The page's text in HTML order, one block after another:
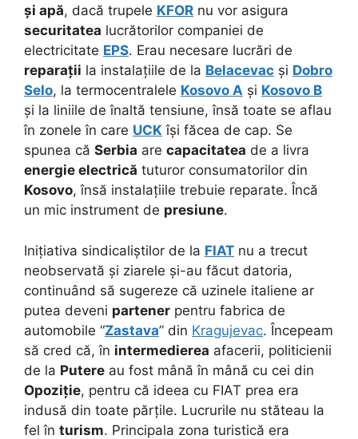
și apă, dacă trupele KFOR nu vor asigura
securitatea lucrătorilor companiei de
electricitate EPS. Erau necesare lucrări de
reparații la instalațiile de la Belacevac și Dobro
Selo, la termocentralele Kosovo A și Kosovo B
și la liniile de înaltă tensiune, însă toate se aflau
în zonele în care UCK își făcea de cap. Se
spunea că Serbia are capacitatea de a livra
energie electrică tuturor consumatorilor din
Kosovo, însă instalațiile trebuie reparate. Încă
un mic instrument de presiune.
Inițiativa sindicaliștilor de la FIAT nu a trecut
neobservată și ziarele și-au făcut datoria,
continuând să sugereze că uzinele italiene ar
putea deveni partener pentru fabrica de
automobile “Zastava” din Kragujevac. Începeam
să cred că, în intermedierea afacerii, politicienii
de la Putere au fost mână în mână cu cei din
Opoziție, pentru că ideea cu FIAT prea era
indusă din toate părțile. Lucrurile nu stăteau la
fel în turism. Principala zona turistică era